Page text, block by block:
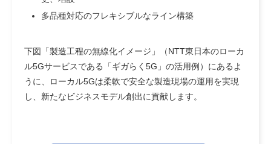
多品種対応のフレキシブルなライン構築
下図「製造工程の無線化イメージ」（NTT東日本のローカ
ル5Gサービスである「ギガらく5G」の活用例）にあるよ
うに、ローカル5Gは柔軟で安全な製造現場の運用を実現
し、新たなビジネスモデル創出に貢献します。